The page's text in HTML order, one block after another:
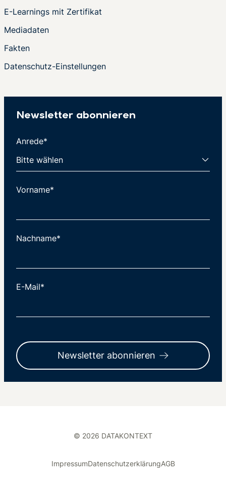
E-Learnings mit Zertifikat
Mediadaten
Fakten
Datenschutz-Einstellungen
Newsletter abonnieren
Anrede*
Vorname*
Nachname*
E-Mail*
Newsletter abonnieren
© 2026 DATAKONTEXT
ImpressumDatenschutzerklärungAGB